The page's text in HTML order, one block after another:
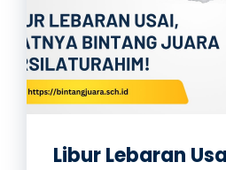
Libur Lebaran